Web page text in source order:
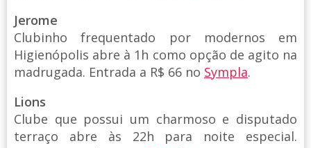
Jerome
Clubinho frequentado por modernos em
Higienópolis abre à 1h como opção de agito na
madrugada. Entrada a R$ 66 no Sympla.
Lions
Clube que possui um charmoso e disputado
terraço abre às 22h para noite especial.